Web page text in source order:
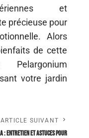
et
précieuse pour
Alors
de cette
votre jardin
ARTICLE SUIVANT
: entretien et astuces pour